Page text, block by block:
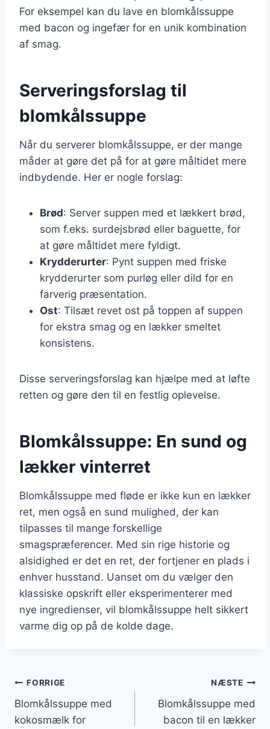
For eksempel kan du lave en blomkålssuppe
med bacon og ingefær for en unik kombination
af smag.
Serveringsforslag til
blomkålssuppe
Når du serverer blomkålssuppe, er der mange
måder at gøre det på for at gøre måltidet mere
indbydende. Her er nogle forslag:
Brød: Server suppen med et lækkert brød,
som f.eks. surdejsbrød eller baguette, for
at gøre måltidet mere fyldigt.
Krydderurter: Pynt suppen med friske
krydderurter som purløg eller dild for en
farverig præsentation.
Ost: Tilsæt revet ost på toppen af suppen
for ekstra smag og en lækker smeltet
konsistens.
Disse serveringsforslag kan hjælpe med at løfte
retten og gøre den til en festlig oplevelse.
Blomkålssuppe: En sund og
lækker vinterret
Blomkålssuppe med fløde er ikke kun en lækker
ret, men også en sund mulighed, der kan
tilpasses til mange forskellige
smagspræferencer. Med sin rige historie og
alsidighed er det en ret, der fortjener en plads i
enhver husstand. Uanset om du vælger den
klassiske opskrift eller eksperimenterer med
nye ingredienser, vil blomkålssuppe helt sikkert
varme dig op på de kolde dage.
Indlægsnavigation
FORRIGE
Blomkålssuppe med
kokosmælk for
NÆSTE
Blomkålssuppe med
bacon til en lækker